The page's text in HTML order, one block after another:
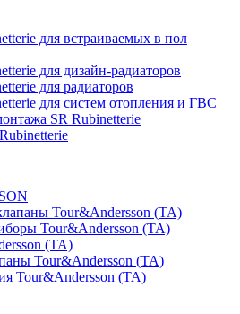
для встраиваемых в пол
для дизайн-радиаторов
для радиаторов
для систем отопления и ГВС
SR Rubinetterie
Tour&Andersson (TA)
Tour&Andersson (TA)
(TA)
Tour&Andersson (TA)
Tour&Andersson (TA)